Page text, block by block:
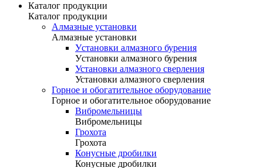
Каталог продукции
Каталог продукции
Алмазные установки
Алмазные установки
Уcтановки алмазного бурения
Уcтановки алмазного бурения
Установки алмазного сверления
Установки алмазного сверления
Горное и обогатительное оборудование
Горное и обогатительное оборудование
Вибромельницы
Вибромельницы
Грохота
Грохота
Конусные дробилки
Конусные дробилки